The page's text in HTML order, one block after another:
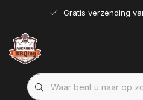
Gratis verzending